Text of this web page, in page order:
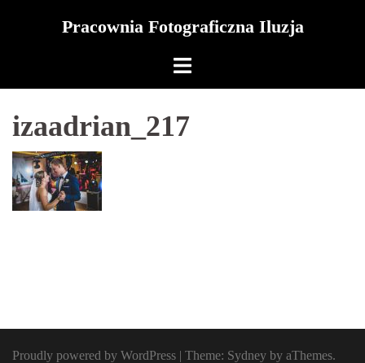
Pracownia Fotograficzna Iluzja
izaadrian_217
Proudly powered by WordPress | Theme: Sydney by aThemes.